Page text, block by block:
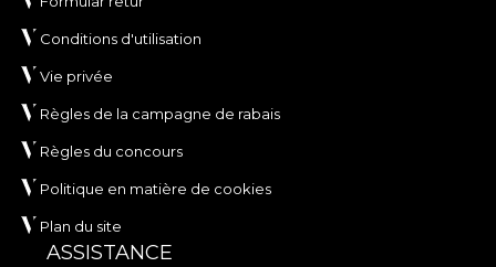
Conditions d'utilisation
Vie privée
Règles de la campagne de rabais
Règles du concours
Politique en matière de cookies
Plan du site
ASSISTANCE